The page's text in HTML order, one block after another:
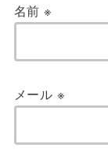
名前※
メール ※